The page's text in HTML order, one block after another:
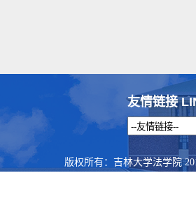
友情链接
版权所有：吉林大学法学院